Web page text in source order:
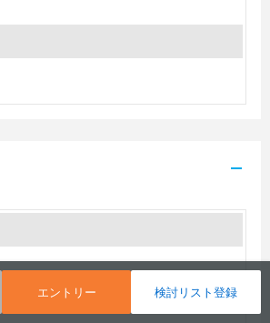
エントリー 検討リスト登録